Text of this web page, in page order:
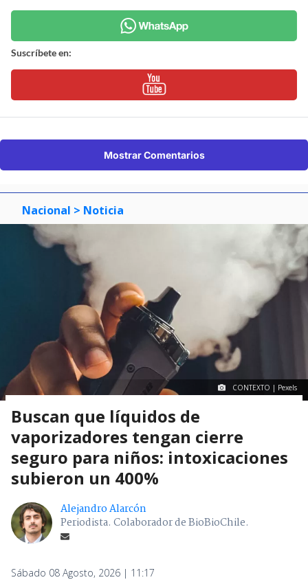
Suscríbete en:
Mostrar Comentarios
Nacional > Noticia
CONTEXTO | Pexels
Buscan que líquidos de
vaporizadores tengan cierre
seguro para niños: intoxicaciones
subieron un 400%
Alejandro Alarcón
Periodista. Colaborador de BioBioChile.
Sábado 08 Agosto, 2026 | 11:17